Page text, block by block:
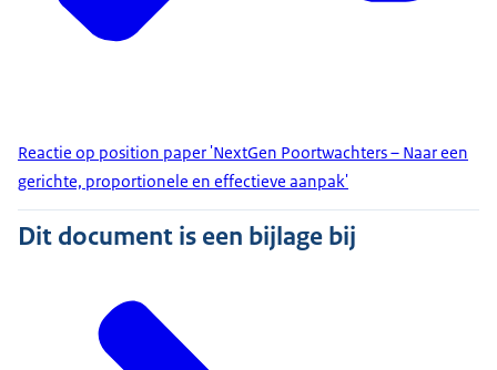
Reactie op position paper 'NextGen Poortwachters – Naar een
gerichte, proportionele en effectieve aanpak'
Dit document is een bijlage bij